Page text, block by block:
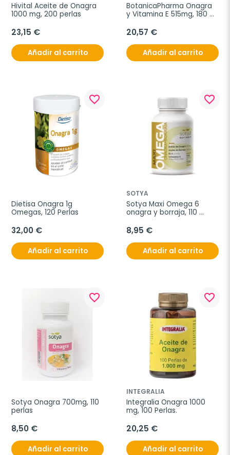
Hivital Aceite de Onagra
1000 mg, 200 perlas
23,15 €
Añadir al carrito
BotanicaPharma Onagra
y Vitamina E 515mg, 180
20,57 €
Añadir al carrito
favorite_border
Dietisa Onagra 1g
Omegas, 120 Perlas
32,00 €
Añadir al carrito
favorite_border
SOTYA
Sotya Maxi Omega 6
onagra y borraja, 110
8,95 €
Añadir al carrito
favorite_border
Sotya Onagra 700mg, 110
perlas
8,50 €
Añadir al carrito
favorite_border
INTEGRALIA
Integralia Onagra 1000
mg, 100 Perlas.
20,25 €
Añadir al carrito